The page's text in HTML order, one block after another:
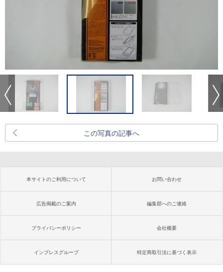
この写真の記事へ
本サイトのご利用について お問い合わせ
広告掲載のご案内 編集部へのご連絡
プライバシーポリシー 会社概要
インプレスグループ 特定商取引法に基づく表示